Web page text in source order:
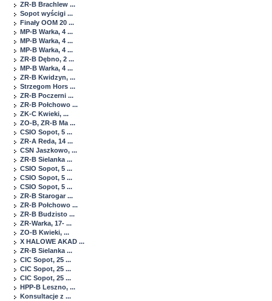
ZR-B Brachlew ...
Sopot wyścigi ...
Finały OOM 20 ...
MP-B Warka, 4 ...
MP-B Warka, 4 ...
MP-B Warka, 4 ...
ZR-B Dębno, 2 ...
MP-B Warka, 4 ...
ZR-B Kwidzyn, ...
Strzegom Hors ...
ZR-B Poczerni ...
ZR-B Połchowo ...
ZK-C Kwieki, ...
ZO-B, ZR-B Ma ...
CSIO Sopot, 5 ...
ZR-A Reda, 14 ...
CSN Jaszkowo, ...
ZR-B Sielanka ...
CSIO Sopot, 5 ...
CSIO Sopot, 5 ...
CSIO Sopot, 5 ...
ZR-B Starogar ...
ZR-B Połchowo ...
ZR-B Budzisto ...
ZR-Warka, 17- ...
ZO-B Kwieki, ...
X HALOWE AKAD ...
ZR-B Sielanka ...
CIC Sopot, 25 ...
CIC Sopot, 25 ...
CIC Sopot, 25 ...
HPP-B Leszno, ...
Konsultacje z ...